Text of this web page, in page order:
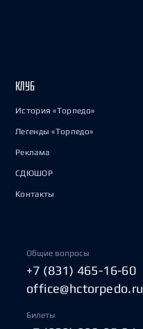
КЛУБ
История «Торпедо»
Легенды «Торпедо»
Реклама
СДЮШОР
Контакты
Общие вопросы
+7 (831) 465-16-60
office@hctorpedo.ru
Билеты